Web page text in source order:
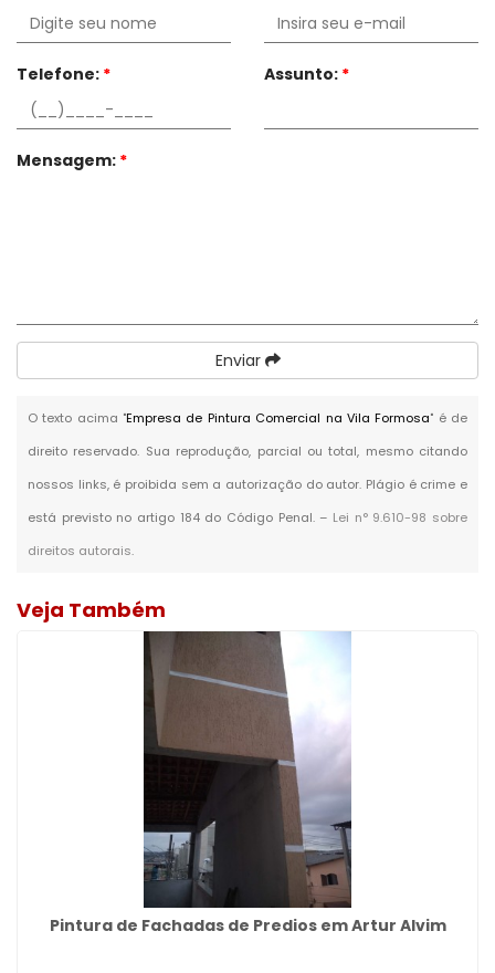
Telefone: * Assunto: *
Mensagem: *
Enviar
O texto acima "Empresa de Pintura Comercial na Vila Formosa" é de
direito reservado. Sua reprodução, parcial ou total, mesmo citando
nossos links, é proibida sem a autorização do autor. Plágio é crime e
está previsto no artigo 184 do Código Penal. – Lei n° 9.610-98 sobre
direitos autorais.
Veja Também
Pintura de Fachadas de Predios em Artur Alvim